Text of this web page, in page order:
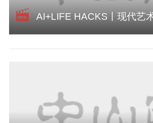
AI+LIFE HACKS丨现代艺